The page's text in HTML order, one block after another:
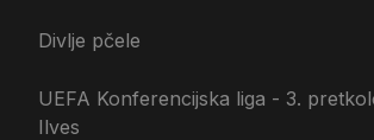
Divlje pčele
UEFA Konferencijska liga - 3.
Ilves